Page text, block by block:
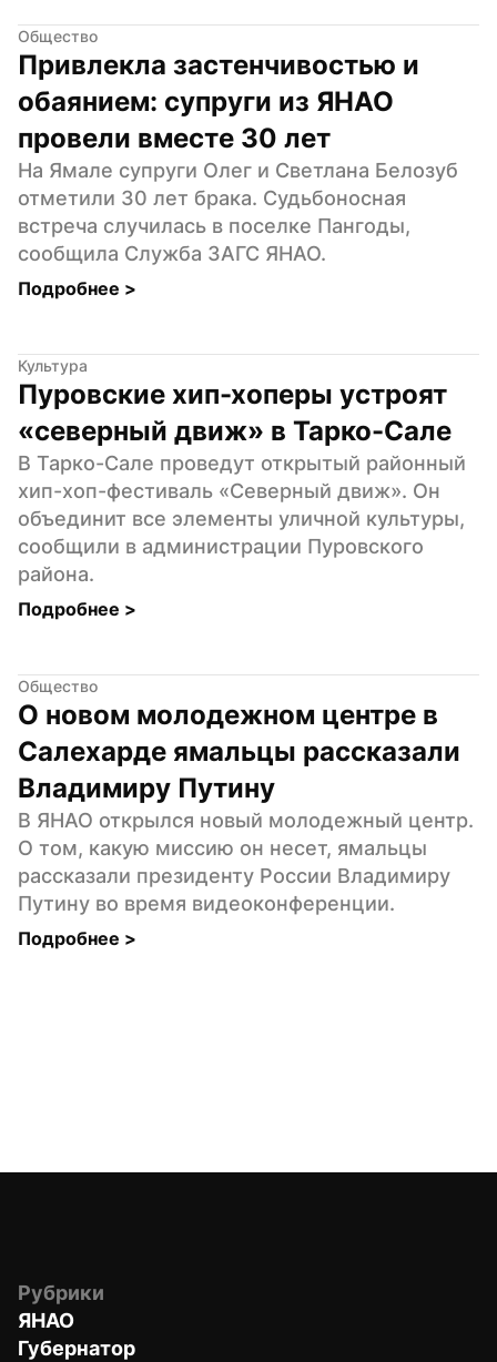
Общество
Привлекла застенчивостью и
обаянием: супруги из ЯНАО
провели вместе 30 лет
На Ямале супруги Олег и Светлана Белозуб
отметили 30 лет брака. Судьбоносная
встреча случилась в поселке Пангоды,
сообщила Служба ЗАГС ЯНАО.
Подробнее >
Культура
Пуровские хип-хоперы устроят
«северный движ» в Тарко-Сале
В Тарко-Сале проведут открытый районный
хип-хоп-фестиваль «Северный движ». Он
объединит все элементы уличной культуры,
сообщили в администрации Пуровского
района.
Подробнее >
Общество
О новом молодежном центре в
Салехарде ямальцы рассказали
Владимиру Путину
В ЯНАО открылся новый молодежный центр.
О том, какую миссию он несет, ямальцы
рассказали президенту России Владимиру
Путину во время видеоконференции.
Подробнее >
Рубрики
ЯНАО
Губернатор